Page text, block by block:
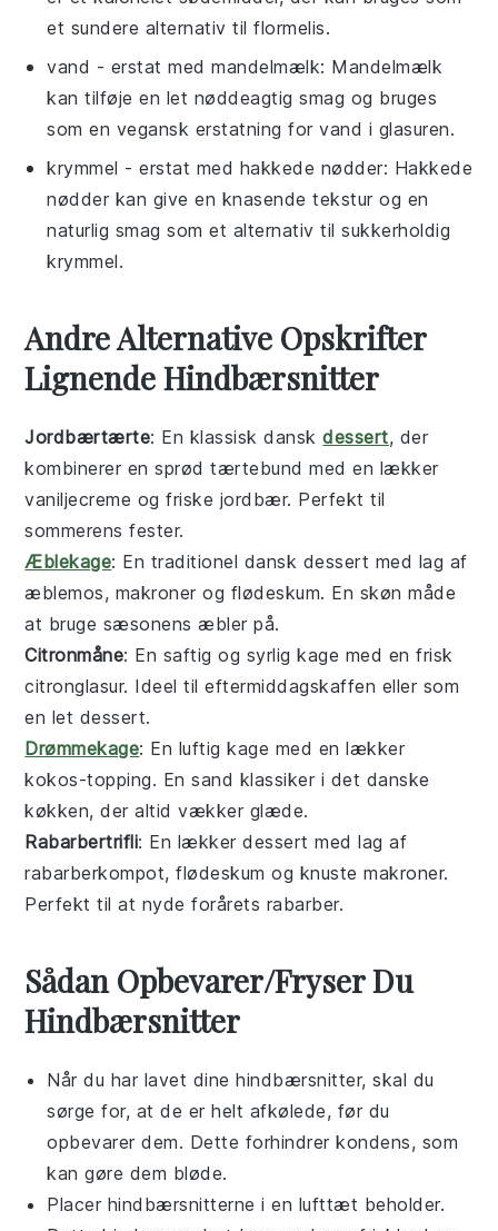
et sundere alternativ til flormelis.
vand - erstat medmandelmælk: Mandelmælk
kan tilføje en let nøddeagtig smag og bruges
som en vegansk erstatning for vand i glasuren.
krymmel - erstat med hakkede nødder: Hakkede
nødder kan give en knasende tekstur og en
naturlig smag som et alternativ til sukkerholdig
krymmel.
Andre Alternative Opskrifter
Lignende Hindbærsnitter
Jordbærtærte: En klassisk danskdessert, der
kombinerer en sprød tærtebund med en lækker
vaniljecreme og friske jordbær. Perfekt til
sommerens fester.
Æblekage: En traditionel dansk dessert med lag af
æblemos, makroner og flødeskum. En skøn måde
at bruge sæsonensæbler på.
Citronmåne: En saftig og syrligkage med en frisk
citronglasur. Ideel til eftermiddagskaffen eller som
en let dessert.
Drømmekage: En luftigkage med en lækker
kokos-topping. En sand klassiker i det danske
køkken, der altid vækker glæde.
Rabarbertrifli: En lækkerdessert med lag af
rabarberkompot, flødeskum og knuste makroner.
Perfekt til at nyde forårets rabarber.
Sådan Opbevarer/Fryser Du
Hindbærsnitter
Når du har lavet dinehindbærsnitter, skal du
sørge for, at de er helt afkølede, før du
opbevarer dem. Dette forhindrer kondens, som
kan gøre dem bløde.
Placer hindbærsnitterne i en lufttæt beholder.